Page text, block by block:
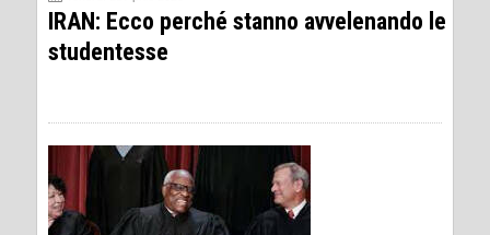
IRAN: Ecco perché stanno avvelenando le
studentesse